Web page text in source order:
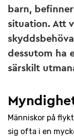
barn,
situation. Att
dessutom ha
särskilt
Människor på
sig ofta i en